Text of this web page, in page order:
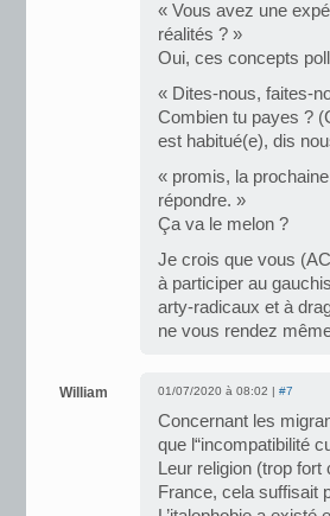
« Vous avez une
réalités ? »
Oui, ces concepts
« Dites-nous, faites-
Combien tu payes ?
est habitué(e), dis
« promis, la
répondre. »
Ça va le melon ?
Je crois que vous
à participer au
arty-radicaux et à
ne vous rendez
William 01/07/2020 à 08:02 | #7
Concernant les
que l“incompatibilité
Leur religion (trop
France, cela suffisait